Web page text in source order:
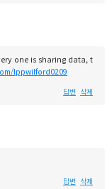
one is sharing data, t
lppwilford0209
답변 삭제
답변 삭제